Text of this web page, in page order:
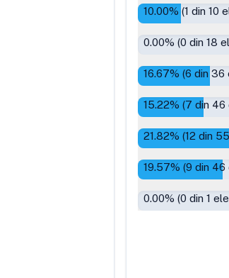
10.00% (1 din 10
0.00% (0 din 18
16.67% (6 din 36
15.22% (7 din 46
21.82% (12 din 55
19.57% (9 din 46
0.00% (0 din 1